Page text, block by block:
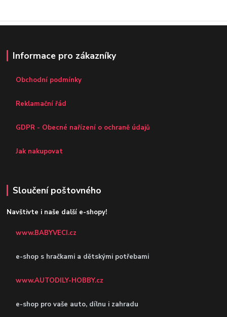
Informace pro zákazníky
Obchodní podmínky
Reklamační řád
GDPR - Obecné nařízení o ochraně údajů
Jak nakupovat
Sloučení poštovného
Navštivte i naše další e-shopy!
www.BABYVECI.cz
e-shop s hračkami a dětskými potřebami
www.AUTODILY-HOBBY.cz
e-shop pro vaše auto, dílnu i zahradu